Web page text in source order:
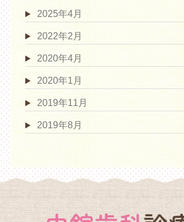
2025年4月
2022年2月
2020年4月
2020年1月
2019年11月
2019年8月